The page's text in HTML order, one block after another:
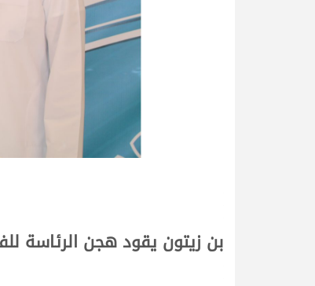
بن زيتون يقود هجن الرئاسة